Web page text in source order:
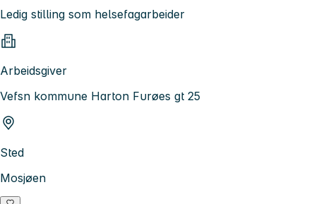
Ledig stilling som helsefagarbeider
Arbeidsgiver
Vefsn kommune Harton Furøes gt 25
Sted
Mosjøen